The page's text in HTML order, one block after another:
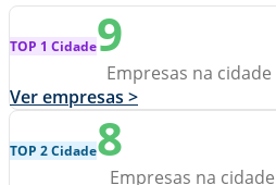
TOP 1 Cidade9
Empresas na
Ver empresas >
TOP 2 Cidade8
Empresas na